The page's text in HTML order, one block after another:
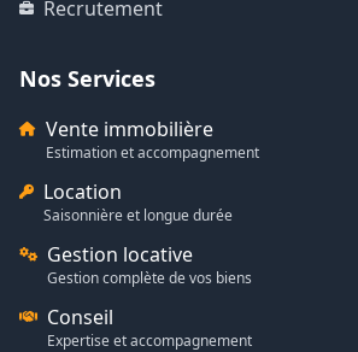
Recrutement
Nos Services
Vente immobilière
Estimation et accompagnement
Location
Saisonnière et longue durée
Gestion locative
Gestion complète de vos biens
Conseil
Expertise et accompagnement